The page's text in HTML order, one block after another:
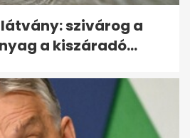
Clarke halálának
hozta a
szivárog a
a kiszáradó...